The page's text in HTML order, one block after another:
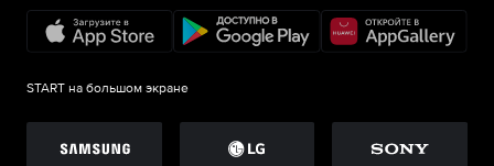
START на большом экране